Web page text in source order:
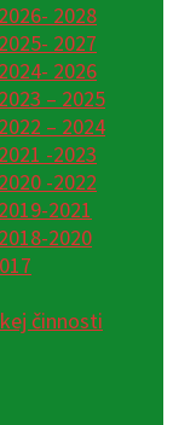
2028
2027
2026
– 2025
– 2024
-2023
-2022
2021
2020
činnosti